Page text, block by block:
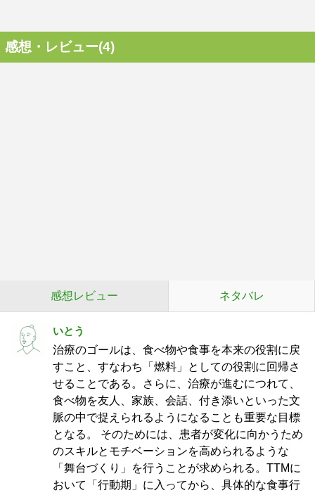
感想・レビュー(4)
感想レビュー ネタバレ
いとう
治療のゴールは、食べ物や食事を本来の役割に戻
すこと、すなわち「燃料」としての役割に回帰さ
せることである。さらに、治療が進むにつれて、
食べ物を友人、家族、会話、付き添いといった文
脈の中で捉えられるようになることも重要な目標
となる。 そのためには、患者が変化に向かうため
のスキルとモチベーションを高められるような
「舞台づくり」を行うことが求められる。TTMに
おいて「行動期」に入ってから、具体的な食事行